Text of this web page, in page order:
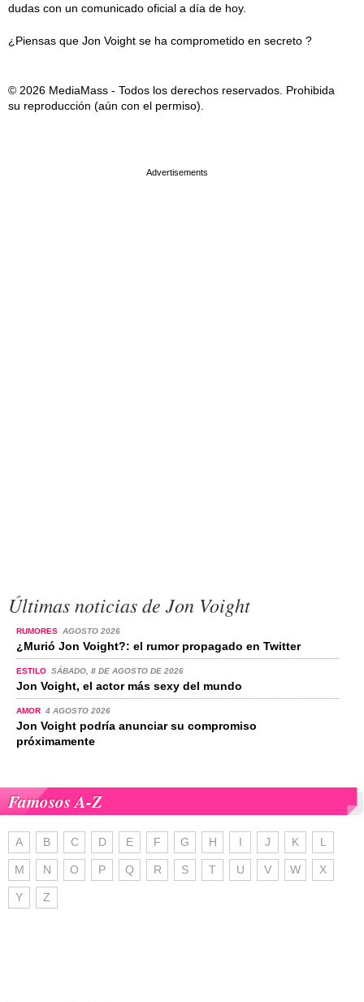
dudas con un comunicado oficial a día de hoy.
¿Piensas que Jon Voight se ha comprometido en secreto ?
© 2026 MediaMass - Todos los derechos reservados. Prohibida
su reproducción (aún con el permiso).
Últimas noticias de Jon Voight
RUMORES AGOSTO 2026
¿Murió Jon Voight?: el rumor propagado en Twitter
ESTILO SÁBADO, 8 DE AGOSTO DE 2026
Jon Voight, el actor más sexy del mundo
AMOR 4 AGOSTO 2026
Jon Voight podría anunciar su compromiso
próximamente
Famosos A-Z
A B C D E F G H I J K L
M N O P Q R S T U V W X
Y Z